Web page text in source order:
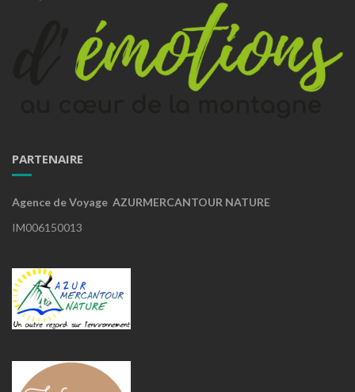
PARTENAIRE
Agence de Voyage AZURMERCANTOUR NATURE
IM006150013